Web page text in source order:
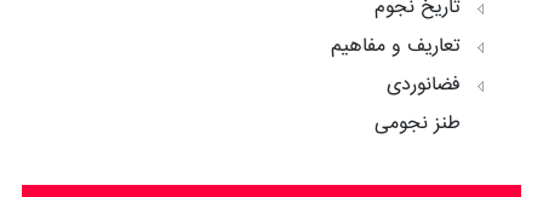
تاریخ نجوم
تعاریف و مفاهیم
فضانوردی
طنز نجومی